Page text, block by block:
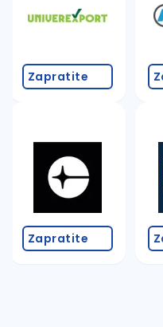
proverite
promenite
Zapratite
Zapratite